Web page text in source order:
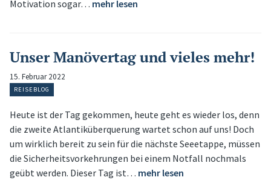
Motivation sogar… mehr lesen
Unser Manövertag und vieles mehr!
15. Februar 2022
REISEBLOG
Heute ist der Tag gekommen, heute geht es wieder los, denn
die zweite Atlantiküberquerung wartet schon auf uns! Doch
um wirklich bereit zu sein für die nächste Seeetappe, müssen
die Sicherheitsvorkehrungen bei einem Notfall nochmals
geübt werden. Dieser Tag ist… mehr lesen